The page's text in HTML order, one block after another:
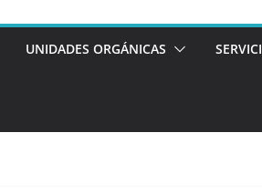
UNIDADES ORGÁNICAS